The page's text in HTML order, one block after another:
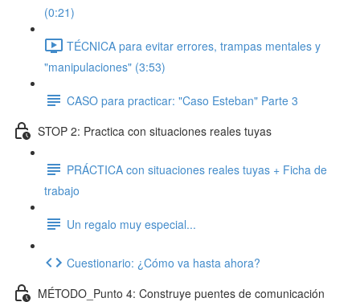
(0:21)
TÉCNICA para evitar errores, trampas mentales y
"manipulaciones" (3:53)
CASO para practicar: "Caso Esteban" Parte 3
STOP 2: Practica con situaciones reales tuyas
PRÁCTICA con situaciones reales tuyas + Ficha de
trabajo
Un regalo muy especial...
Cuestionario: ¿Cómo va hasta ahora?
MÉTODO_Punto 4: Construye puentes de comunicación